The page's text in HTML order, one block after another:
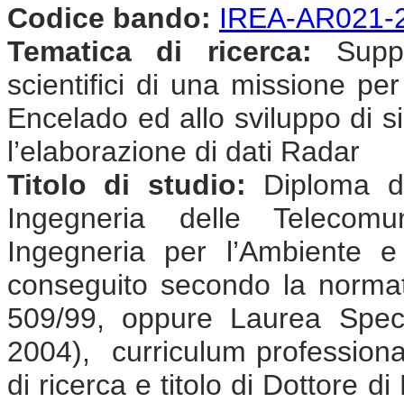
Codice bando: IREA-AR021-
Tematica di ricerca:
scientifici di una missione
Encelado ed allo sviluppo di
l’elaborazione di dati Radar
Titolo di studio: Diploma
Ingegneria delle
Ingegneria per l’Ambiente
conseguito secondo la
509/99, oppure Laurea
2004), curriculum
di ricerca e titolo di Dottore